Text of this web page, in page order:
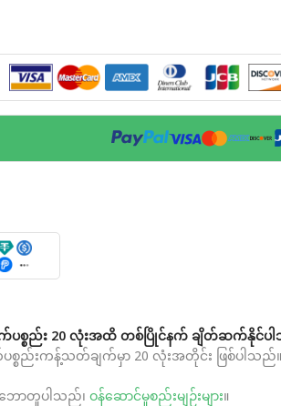
ပစ္စည်း 20 လုံးအထိ တစ်ပြိုင်နက် ချိတ်ဆက်နိုင်ပ
က်ပစ္စည်းကန့်သတ်ချက်မှာ 20 လုံးအတိုင်း ဖြစ်
ောတူပါသည်၊ ဝန်ဆောင်မှုစည်းမျဉ်းများ။